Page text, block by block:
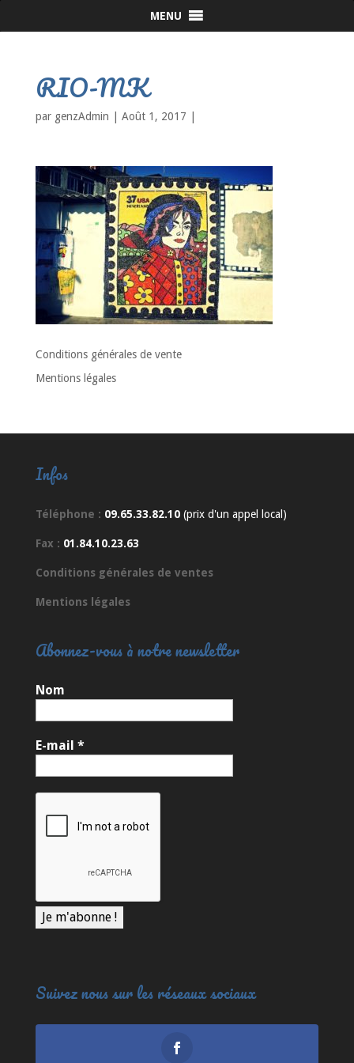
MENU
RIO-MK
par genzAdmin Août 1, 2017
Conditions générales de vente
Mentions légales
Infos
Téléphone : 09.65.33.82.10(prix d'un appel local)
Fax : 01.84.10.23.63
Conditions générales de ventes
Mentions légales
Abonnez-vous à notre newsletter
Nom
E-mail *
Suivez nous sur les réseaux sociaux